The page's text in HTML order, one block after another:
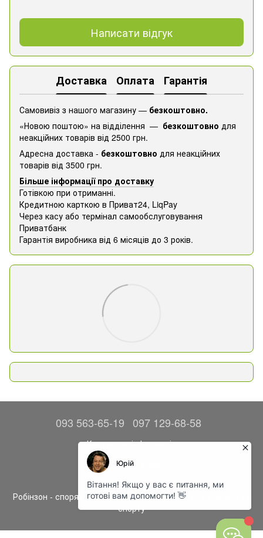
Написати відгук
Доставка Оплата Гарантія
Самовивіз з нашого магазину — безкоштовно.
«Новою поштою» на відділення — безкоштовно для
неакційних товарів від 2500 грн.
Адресна доставка - безкоштовно для неакційних
товарів від 3500 грн.
Більше інформації про доставку
Готівкою при отриманні.
Кредитною карткою в Приват24, ​​LiqPay
Через касу або термінал самообслуговування
Приватбанк
Гарантія виробника від 6 місяців до 3 років.
093 563-65-19 097 129-68-58
Контактна інформація
Повна версія сайту
© 2014—2026
Робінзон - спорядження, одяг та аксесуари для туризму та
спорту